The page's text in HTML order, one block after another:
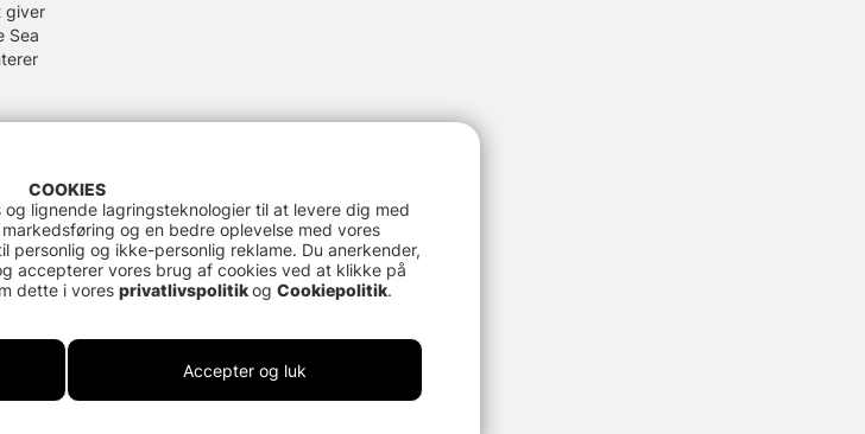
giver
Sea
COOKIES
lignende lagringsteknologier til at levere dig med
og en bedre oplevelse med vores
personlig og ikke-personlig reklame. Du anerkender,
accepterer vores brug af cookies ved at klikke på
dette i vores privatlivspolitikog Cookiepolitik.
Accepter og luk